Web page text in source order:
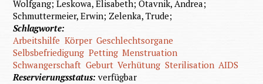
Wolfgang; Leskowa, Elisabeth; Otavnik, Andrea;
Schmuttermeier, Erwin; Zelenka, Trude;
Schlagworte:
Arbeitshilfe Körper Geschlechtsorgane
Selbsbefriedigung Petting Menstruation
Schwangerschaft Geburt Verhütung Sterilisation AIDS
Reservierungsstatus:verfügbar